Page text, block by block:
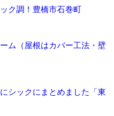
ク調！豊橋市石巻町
ム（屋根はカバー工法・壁
シックにまとめました「東